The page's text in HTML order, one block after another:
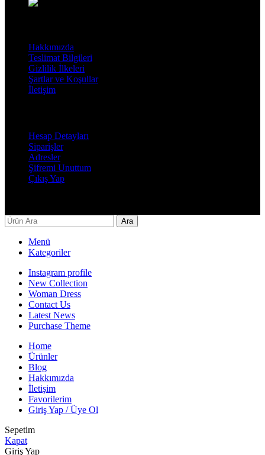
Hakkımızda
Teslimat Bilgileri
Gizlilik İlkeleri
Şartlar ve Koşullar
İletişim
Hesap Detayları
Siparişler
Adresler
Şifremi Unuttum
Çıkış Yap
Ara
Menü
Kategoriler
Instagram profile
New Collection
Woman Dress
Contact Us
Latest News
Purchase Theme
Home
Ürünler
Blog
Hakkımızda
İletişim
Favorilerim
Giriş Yap / Üye Ol
Sepetim
Kapat
Giriş Yap